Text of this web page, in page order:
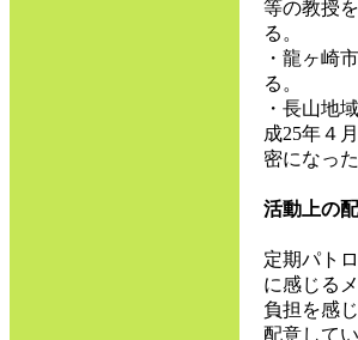
等の教授
る。
・龍ヶ崎
る。
・長山地
成25年４
密になった
活動上の
定期パト
に感じる
負担を感
配意してい